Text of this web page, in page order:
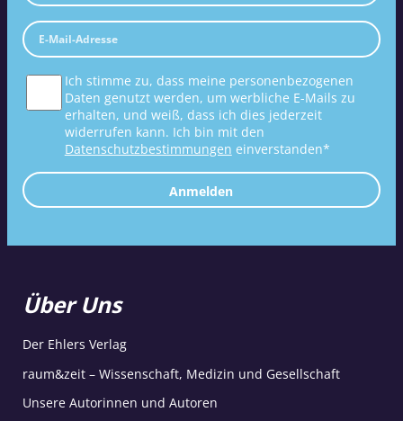
Ich stimme zu, dass meine personenbezogenen
Daten genutzt werden, um werbliche E-Mails zu
erhalten, und weiß, dass ich dies jederzeit
widerrufen kann. Ich bin mit den
Datenschutzbestimmungen einverstanden*
Anmelden
Über Uns
Der Ehlers Verlag
raum&zeit – Wissenschaft, Medizin und Gesellschaft
Unsere Autorinnen und Autoren